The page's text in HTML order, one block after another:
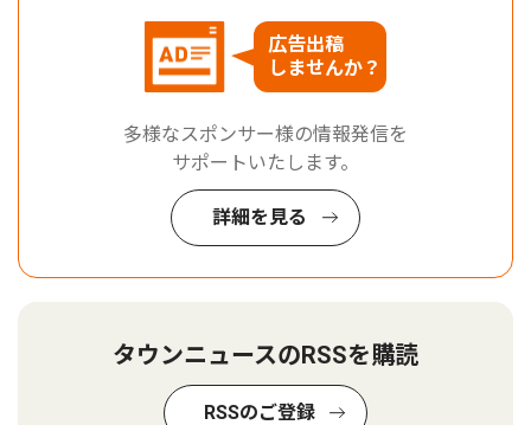
広告出稿
しませんか？
多様なスポンサー様の情報発信を
サポートいたします。
詳細を見る
タウンニュースのRSSを購読
RSSのご登録